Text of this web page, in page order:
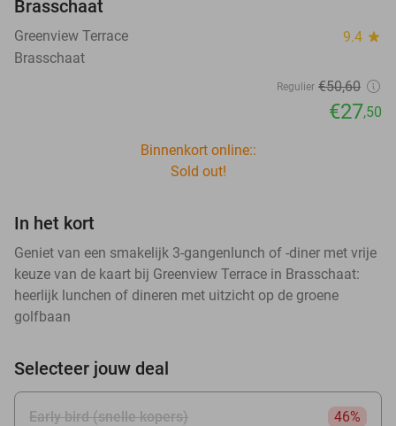
Brasschaat
Greenview Terrace 9.4 star
Brasschaat
Regulier €50,60
€27,50
Binnenkort online::
Sold out!
In het kort
Geniet van een smakelijk 3-gangenlunch of -diner met vrije
keuze van de kaart bij Greenview Terrace in Brasschaat:
heerlijk lunchen of dineren met uitzicht op de groene
golfbaan
Selecteer jouw deal
Early bird (snelle kopers)
46%